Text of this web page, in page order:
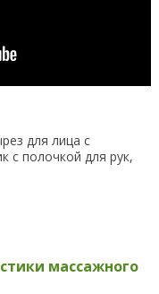
для лица с
с полочкой для рук,
массажного